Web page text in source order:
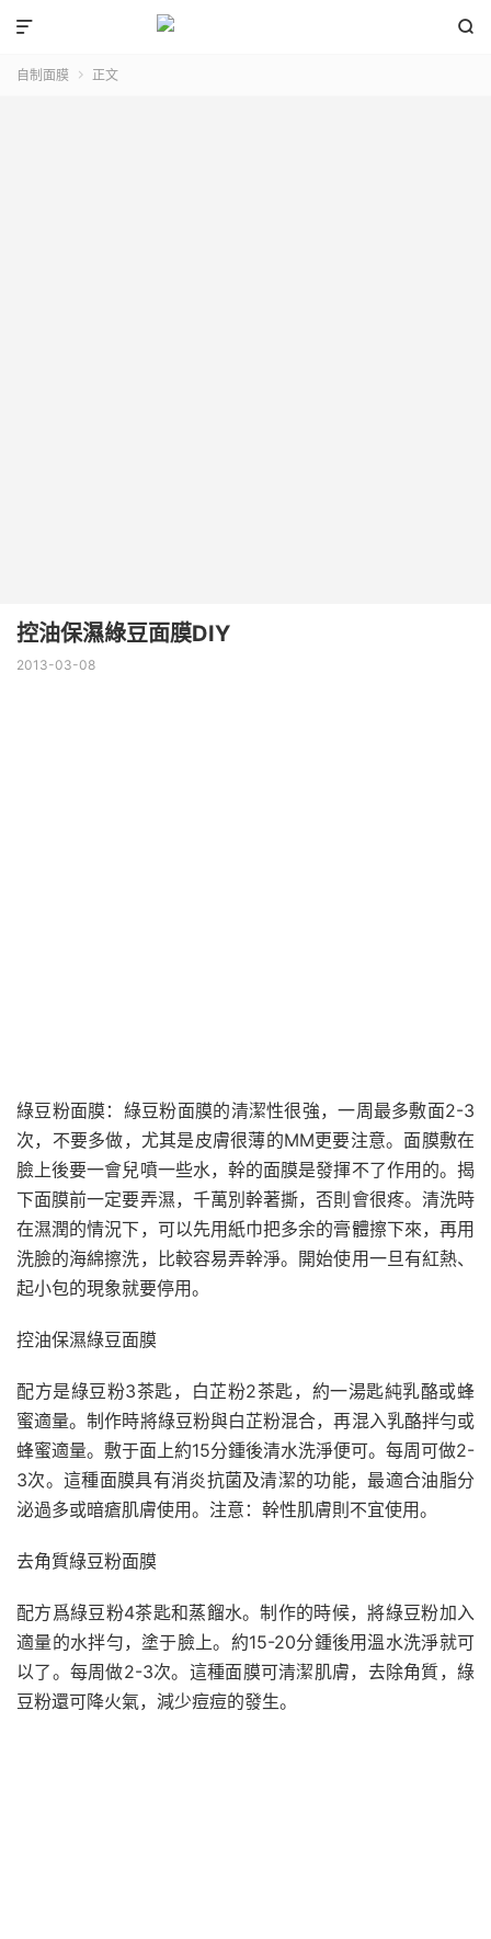


自制面膜  正文
控油保濕綠豆面膜DIY
2013-03-08
綠豆粉面膜：綠豆粉面膜的清潔性很強，一周最多敷面2-3
次，不要多做，尤其是皮膚很薄的MM更要注意。面膜敷在
臉上後要一會兒噴一些水，幹的面膜是發揮不了作用的。揭
下面膜前一定要弄濕，千萬別幹著撕，否則會很疼。清洗時
在濕潤的情況下，可以先用紙巾把多余的膏體擦下來，再用
洗臉的海綿擦洗，比較容易弄幹淨。開始使用一旦有紅熱、
起小包的現象就要停用。
控油保濕綠豆面膜
配方是綠豆粉3茶匙，白芷粉2茶匙，約一湯匙純乳酪或蜂
蜜適量。制作時將綠豆粉與白芷粉混合，再混入乳酪拌勻或
蜂蜜適量。敷于面上約15分鍾後清水洗淨便可。每周可做2-
3次。這種面膜具有消炎抗菌及清潔的功能，最適合油脂分
泌過多或暗瘡肌膚使用。注意：幹性肌膚則不宜使用。
去角質綠豆粉面膜
配方爲綠豆粉4茶匙和蒸餾水。制作的時候，將綠豆粉加入
適量的水拌勻，塗于臉上。約15-20分鍾後用溫水洗淨就可
以了。每周做2-3次。這種面膜可清潔肌膚，去除角質，綠
豆粉還可降火氣，減少痘痘的發生。